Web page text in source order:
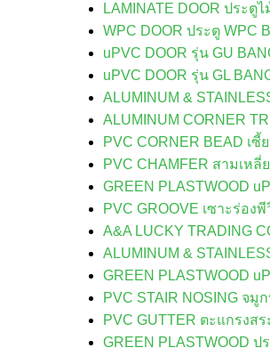
LAMINATE DOOR ประตู
WPC DOOR ประตู WPC
uPVC DOOR รุ่น GU
uPVC DOOR รุ่น GL
ALUMINUM &
ALUMINUM CORNER
PVC CORNER BEAD เซี้
PVC CHAMFER สามเห
GREEN PLASTWOOD
PVC GROOVE เซาะร่อง
A&A LUCKY TRADING
ALUMINUM &
GREEN PLASTWOOD
PVC STAIR NOSING จมู
PVC GUTTER ตะแกรงส
GREEN PLASTWOOD ป